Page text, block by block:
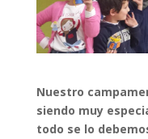
Nuestro
siendo muy
todo se lo